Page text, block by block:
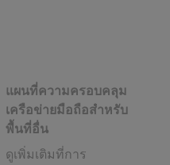
แผนที่ความครอบคลุม
เครือข่ายมือถือสำหรับ
พื้นที่อื่น
ดูเพิ่มเติมที่การ